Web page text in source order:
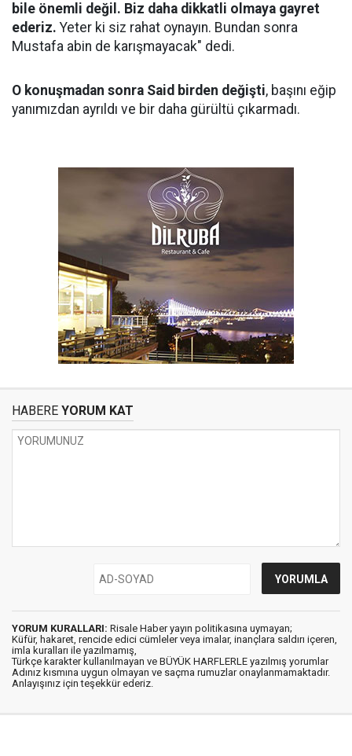
bile önemli değil. Biz daha dikkatli olmaya gayret
ederiz. Yeter ki siz rahat oynayın. Bundan sonra
Mustafa abin de karışmayacak" dedi.
O konuşmadan sonra Said birden değişti, başını eğip
yanımızdan ayrıldı ve bir daha gürültü çıkarmadı.
HABERE YORUM KAT
YORUM KURALLARI: Risale Haber yayın politikasına uymayan;
Küfür, hakaret, rencide edici cümleler veya imalar, inançlara saldırı içeren,
imla kuralları ile yazılmamış,
Türkçe karakter kullanılmayan ve BÜYÜK HARFLERLE yazılmış yorumlar
Adınız kısmına uygun olmayan ve saçma rumuzlar onaylanmamaktadır.
Anlayışınız için teşekkür ederiz.